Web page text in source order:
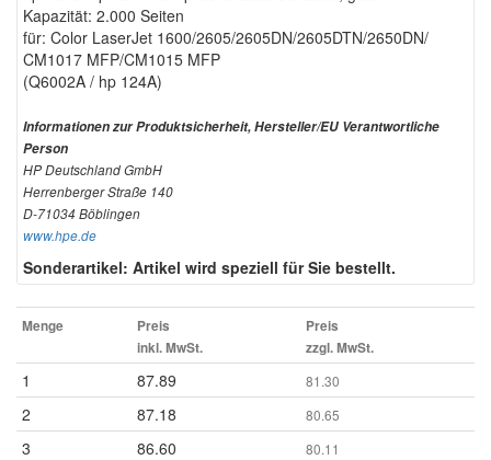
Kapazität: 2.000 Seiten
für: Color LaserJet 1600/2605/2605DN/2605DTN/2650DN/
CM1017 MFP/CM1015 MFP
(Q6002A / hp 124A)
Informationen zur Produktsicherheit, Hersteller/EU Verantwortliche
Person
HP Deutschland GmbH
Herrenberger Straße 140
D-71034 Böblingen
www.hpe.de
Sonderartikel: Artikel wird speziell für Sie bestellt.
Menge
Preis
inkl. MwSt.
Preis
zzgl. MwSt.
1 87.89 81.30
2 87.18 80.65
3 86.60 80.11